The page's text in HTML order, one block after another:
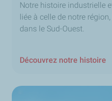
Notre histoire industrielle
liée à celle de notre
dans le Sud-Ouest.
Découvrez notre histoire